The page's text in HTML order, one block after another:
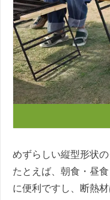
めずらしい縦型形状
たとえば、朝食・昼
に便利ですし、断熱